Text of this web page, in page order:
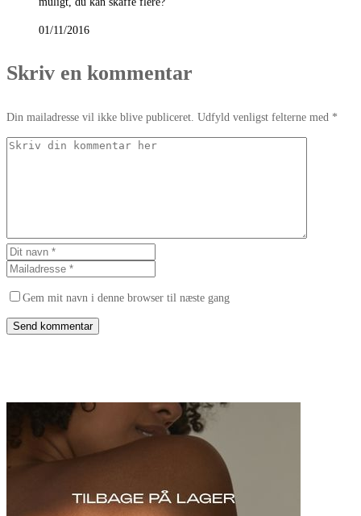
01/11/2016
Skriv en kommentar
Din mailadresse vil ikke blive publiceret. Udfyld venligst felterne med *
Gem mit navn i denne browser til næste gang